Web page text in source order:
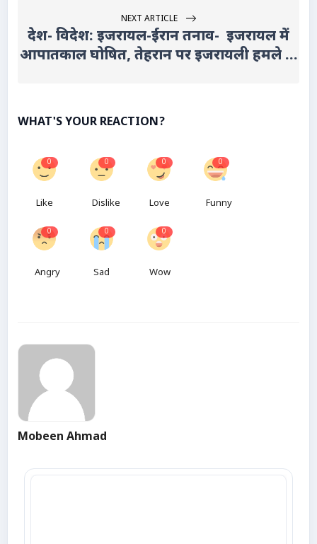
NEXT ARTICLE
देश- विदेश: इजरायल-ईरान तनाव- इजरायल में
आपातकाल घोषित, तेहरान पर इजरायली हमले ...
WHAT'S YOUR REACTION?
0
Like
0
Dislike
0
Love
0
Funny
0
Angry
0
Sad
0
Wow
Mobeen Ahmad